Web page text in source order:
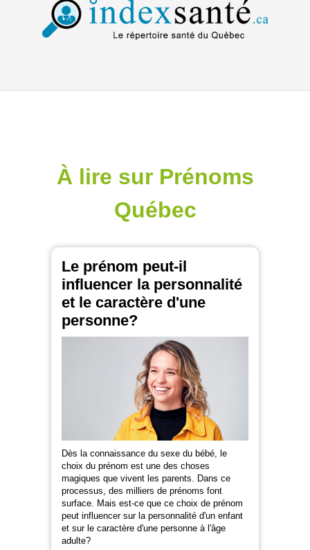
À lire sur Prénoms
Québec
Le prénom peut-il
influencer la personnalité
et le caractère d'une
personne?
Dès la connaissance du sexe du bébé, le
choix du prénom est une des choses
magiques que vivent les parents. Dans ce
processus, des milliers de prénoms font
surface. Mais est-ce que ce choix de prénom
peut influencer sur la personnalité d'un enfant
et sur le caractère d'une personne à l'âge
adulte?